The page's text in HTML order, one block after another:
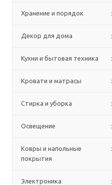
Хранение и порядок
Декор для дома
Кухни и бытовая техника
Кровати и матрасы
Стирка и уборка
Освещение
Ковры и напольные
покрытия
Электроника